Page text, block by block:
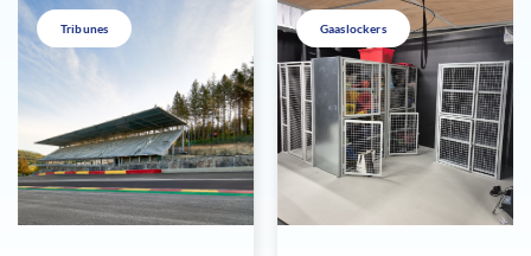
Tribunes Gaaslockers